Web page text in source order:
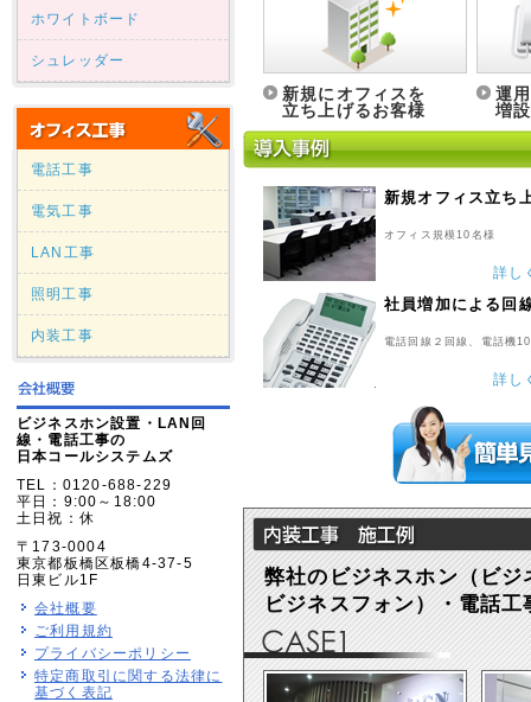
ホワイトボード
シュレッダー
電話工事
電気工事
LAN工事
照明工事
内装工事
ビジネスホン設置・LAN回
線・電話工事の
日本コールシステムズ
TEL：0120-688-229
平日：9:00～18:00
土日祝：休
〒173-0004
東京都板橋区板橋4-37-5
日東ビル1F
会社概要
ご利用規約
プライバシーポリシー
特定商取引に関する法律に
基づく表記
新規にオフィスを
立ち上げるお客様
運
増
新規オフィス立ち
オフィス規模10名様
詳し
社員増加による回
電話回線２回線、電話機
詳し
弊社のビジネスホン（ビ
ビジネスフォン）・電話